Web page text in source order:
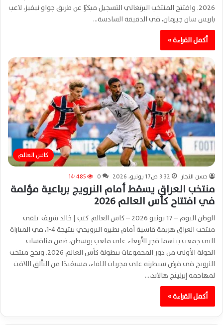
2026. وافتتح المنتخب البرتغالي التسجيل مبكرًا عن طريق جواو نيفيز، لاعب
باريس سان جيرمان، في الدقيقة السادسة…
أكمل القراءة »
كاس العالم
حسن النجار 3:32 ص17 يونيو، 2026 0 14٬485
منتخب العراق يسقط أمام النرويج برباعية مؤلمة
في افتتاح كأس العالم 2026
الوطن اليوم – 17 يونيو 2026 – كاس العالم كتب | خالد شريف تلقى
منتخب العراق هزيمة قاسية أمام نظيره النرويجي بنتيجة 4-1، في المباراة
التي جمعت بينهما فجر الأربعاء على ملعب بوسطن، ضمن منافسات
الجولة الأولى من دور المجموعات ببطولة كأس العالم 2026. ونجح منتخب
النرويج في فرض سيطرته على مجريات اللقاء، مستفيدًا من التألق اللافت
لمهاجمه إيرلينج هالاند،…
أكمل القراءة »